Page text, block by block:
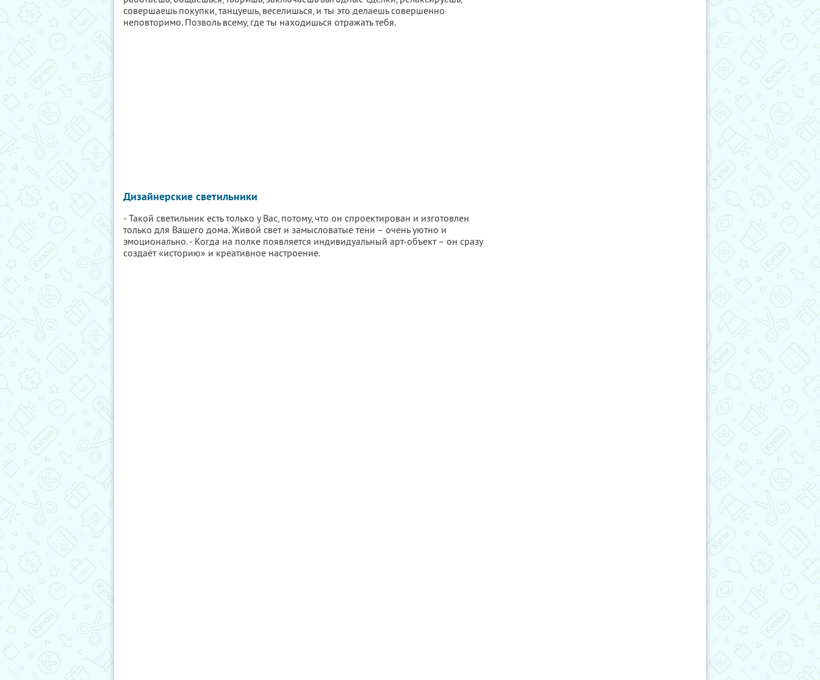
совершаешь покупки, танцуешь, веселишься, и ты это делаешь совершенно
неповторимо. Позволь всему, где ты находишься отражать тебя.
Дизайнерские светильники
- Такой светильник есть только у Вас, потому, что он спроектирован и изготовлен
только для Вашего дома. Живой свет и замысловатые тени – очень уютно и
эмоционально. - Когда на полке появляется индивидуальный арт-объект – он сразу
создаёт «историю» и креативное настроение.